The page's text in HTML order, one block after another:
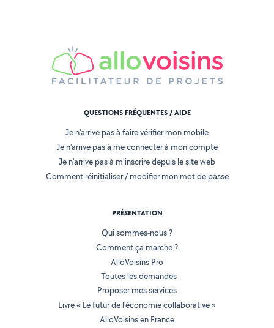
QUESTIONS FRÉQUENTES / AIDE
Je n'arrive pas à faire vérifier mon mobile
Je n'arrive pas à me connecter à mon compte
Je n'arrive pas à m'inscrire depuis le site web
Comment réinitialiser / modifier mon mot de passe
PRÉSENTATION
Qui sommes-nous ?
Comment ça marche ?
AlloVoisins Pro
Toutes les demandes
Proposer mes services
Livre « Le futur de l'économie collaborative »
AlloVoisins en France